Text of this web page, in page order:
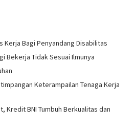
Kerja Bagi Penyandang Disabilitas
Bekerja Tidak Sesuai Ilmunya
Keterampailan Tenaga Kerja
Kredit BNI Tumbuh Berkualitas dan